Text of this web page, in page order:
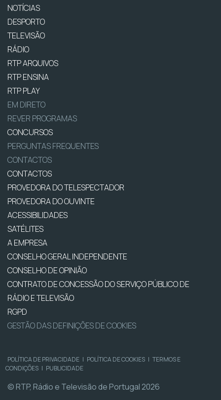
NOTÍCIAS
DESPORTO
TELEVISÃO
RÁDIO
RTP ARQUIVOS
RTP ENSINA
RTP PLAY
EM DIRETO
REVER PROGRAMAS
CONCURSOS
PERGUNTAS FREQUENTES
CONTACTOS
CONTACTOS
PROVEDORA DO TELESPECTADOR
PROVEDORA DO OUVINTE
ACESSIBILIDADES
SATÉLITES
A EMPRESA
CONSELHO GERAL INDEPENDENTE
CONSELHO DE OPINIÃO
CONTRATO DE CONCESSÃO DO SERVIÇO PÚBLICO DE
RÁDIO E TELEVISÃO
RGPD
GESTÃO DAS DEFINIÇÕES DE COOKIES
POLÍTICA DE PRIVACIDADE | POLÍTICA DE COOKIES | TERMOS E
CONDIÇÕES | PUBLICIDADE
© RTP, Rádio e Televisão de Portugal 2026